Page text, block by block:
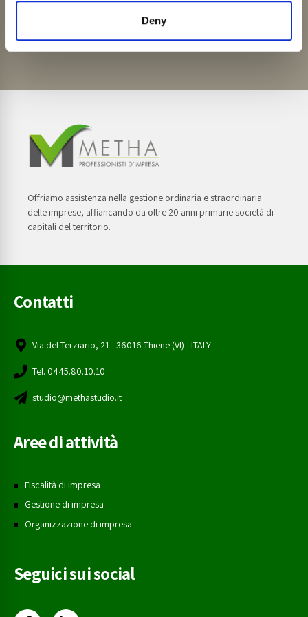
Deny
Contattaci
Offriamo assistenza nella gestione ordinaria e straordinaria
delle imprese, affiancando da oltre 20 anni primarie società di
capitali del territorio.
Contatti
Via del Terziario, 21 - 36016 Thiene (VI) - ITALY
Tel. 0445.80.10.10
studio@methastudio.it
Aree di attività
Fiscalità di impresa
Gestione di impresa
Organizzazione di impresa
Seguici sui social